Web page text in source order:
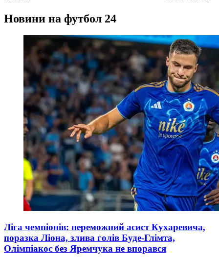
Новини на футбол 24
Ліга чемпіонів: переможний асист Кухаревича,
поразка Ліона, злива голів Буде-Глімта,
Олімпіакос без Яремчука не впорався